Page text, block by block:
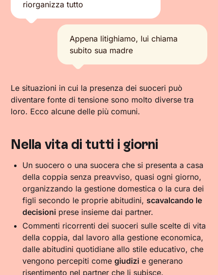
riorganizza tutto
Appena litighiamo, lui chiama
subito sua madre
Le situazioni in cui la presenza dei suoceri può
diventare fonte di tensione sono molto diverse tra
loro. Ecco alcune delle più comuni.
Nella vita di tutti i giorni
Un suocero o una suocera che si presenta a casa
della coppia senza preavviso, quasi ogni giorno,
organizzando la gestione domestica o la cura dei
figli secondo le proprie abitudini, scavalcando le
decisioni prese insieme dai partner.
Commenti ricorrenti dei suoceri sulle scelte di vita
della coppia, dal lavoro alla gestione economica,
dalle abitudini quotidiane allo stile educativo, che
vengono percepiti comegiudizi e generano
risentimento nel partner che li subisce.